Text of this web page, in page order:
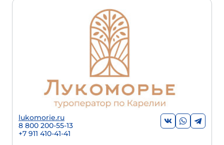
lukomorie.ru
8 800 200-55-13
+7 911 410-41-41